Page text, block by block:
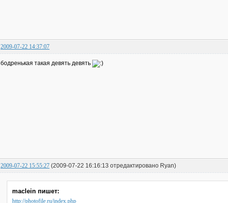
2009-07-22 14:37:07
бодpенькая такая девять девять
2009-07-22 15:55:27 (2009-07-22 16:16:13 отредактировано Ryan)
maclein пишет:
http://photofile.ru/index.php